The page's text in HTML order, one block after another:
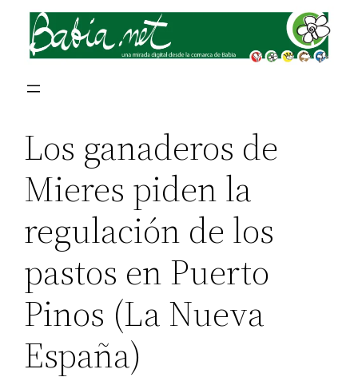
Los ganaderos de
Mieres piden la
regulación de los
pastos en Puerto
Pinos (La Nueva
España)